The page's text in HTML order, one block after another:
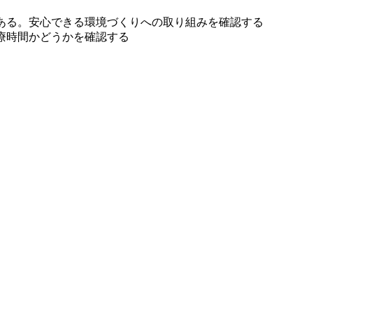
。安心できる環境づくりへの取り組みを確認する
時間かどうかを確認する